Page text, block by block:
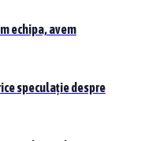
echipa, avem
speculație despre